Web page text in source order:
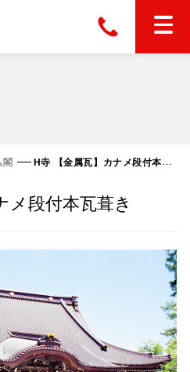
閣 H寺 【金属瓦】カナメ段付本瓦葺き
メ段付本瓦葺き